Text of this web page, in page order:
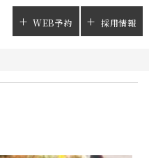
WEB予約 採用情報